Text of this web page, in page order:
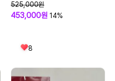
525,000원
453,000원 14%
8